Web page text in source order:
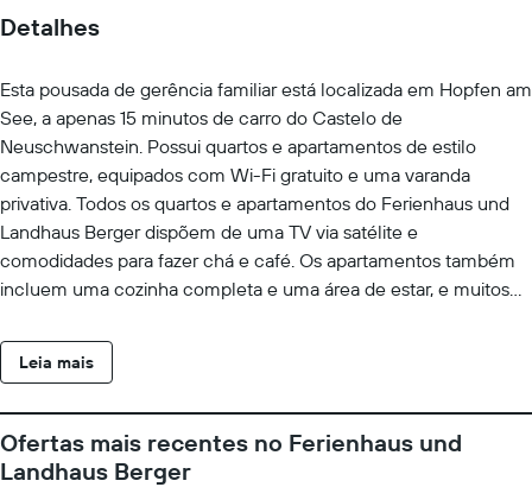
Detalhes
Esta pousada de gerência familiar está localizada em Hopfen am
See, a apenas 15 minutos de carro do Castelo de
Neuschwanstein. Possui quartos e apartamentos de estilo
campestre, equipados com Wi-Fi gratuito e uma varanda
privativa. Todos os quartos e apartamentos do Ferienhaus und
Landhaus Berger dispõem de uma TV via satélite e
comodidades para fazer chá e café. Os apartamentos também
incluem uma cozinha completa e uma área de estar, e muitos
manhã é servido diariamente na sala de refeições de estilo
alpino do Ferienhaus und Landhaus Berger. O estacionamento é
apenas 3 km de distância. Você chega à fronteira com a Áustria
em cerca de 15 minutos de carro da propriedade.
Leia mais
Ofertas mais recentes no Ferienhaus und
Landhaus Berger